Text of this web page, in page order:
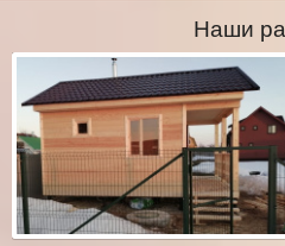
Наши